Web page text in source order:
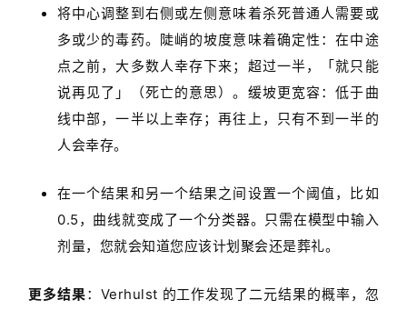
将中心调整到右侧或左侧意味着杀死普通人需要或
多或少的毒药。陡峭的坡度意味着确定性：在中途
点之前，大多数人幸存下来；超过一半，「就只能
说再见了」（死亡的意思）。缓坡更宽容：低于曲
线中部，一半以上幸存；再往上，只有不到一半的
人会幸存。
在一个结果和另一个结果之间设置一个阈值，比如
0.5，曲线就变成了一个分类器。只需在模型中输入
剂量，您就会知道您应该计划聚会还是葬礼。
更多结果：Verhulst 的工作发现了二元结果的概率，忽